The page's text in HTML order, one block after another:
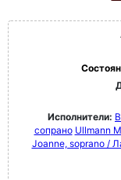
Исполнители:
сопрано Ullmann
Joanne, soprano /